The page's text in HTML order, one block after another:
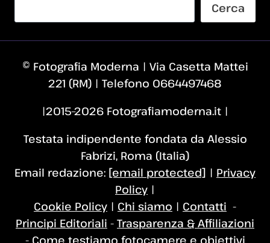
Cerca
© Fotografia Moderna | Via Casetta Mattei
221 (RM) | Telefono 0664497468
|2015–2026 Fotografiamoderna.it |
Testata indipendente fondata da Alessio
Fabrizi, Roma (Italia)
Email redazione: [email protected] | Privacy
Policy |
Cookie Policy | Chi siamo | Contatti -
Principi Editoriali - Trasparenza & Affiliazioni
- Come testiamo fotocamere e obiettivi